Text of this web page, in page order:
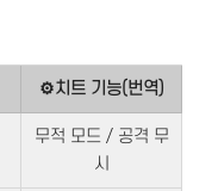
⚙치트 기능(번역)
무적 모드 / 공격 무
시